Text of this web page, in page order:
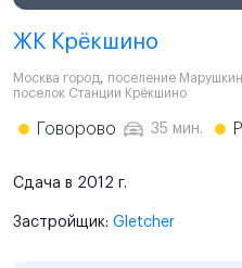
ЖК Крёкшино
Москва город, поселение
поселок Станции Крёкшино
Говорово 35 мин.
Сдача в 2012 г.
Застройщик: Gletcher